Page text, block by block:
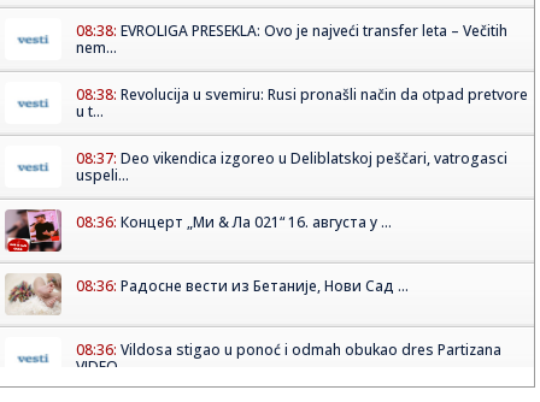
08:38: EVROLIGA PRESEKLA: Ovo je najveći transfer leta – Večitih
nem...
08:38: Revolucija u svemiru: Rusi pronašli način da otpad pretvore
u t...
08:37: Deo vikendica izgoreo u Deliblatskoj peščari, vatrogasci
uspeli...
08:36: Концерт „Ми & Ла 021“ 16. августа у ...
08:36: Радосне вести из Бетаније, Нови Сад ...
08:36: Vildosa stigao u ponoć i odmah obukao dres Partizana
VIDEO